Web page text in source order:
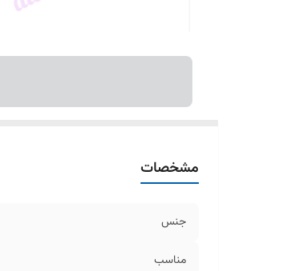
مشخصات
جنس
مناسب